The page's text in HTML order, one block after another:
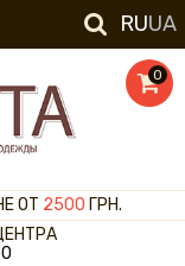
RUUA
0
ОТ 2500 ГРН.